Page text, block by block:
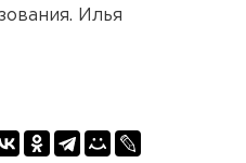
Илья